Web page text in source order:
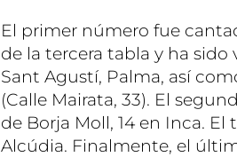
El primer número fue
de la tercera tabla y ha
Sant Agustí, Palma, así
(Calle Mairata, 33). El
de Borja Moll, 14 en Inca.
Alcúdia. Finalmente, el